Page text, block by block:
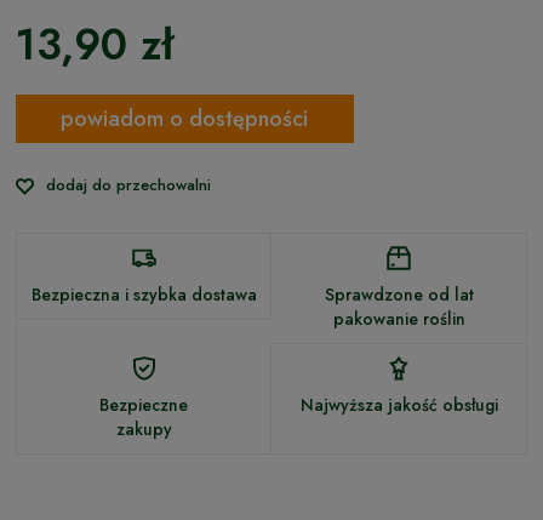
13,90 zł
powiadom o dostępności
dodaj do przechowalni
Bezpieczna i szybka dostawa
Sprawdzone od lat
pakowanie roślin
Bezpieczne
zakupy
Najwyższa jakość obsługi